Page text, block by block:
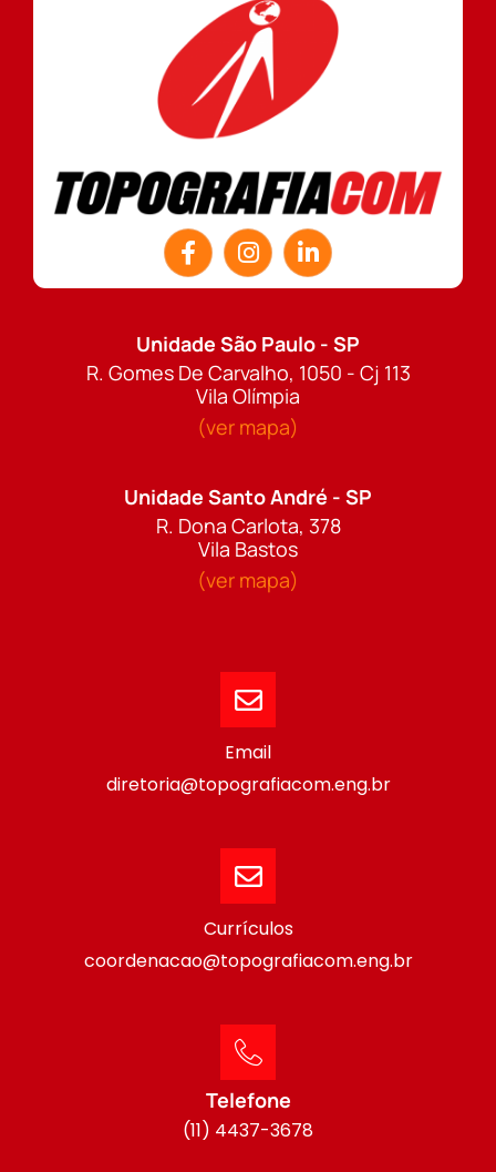
Unidade São Paulo - SP
R. Gomes De Carvalho, 1050 - Cj 113
Vila Olímpia
(ver mapa)
Unidade Santo André - SP
R. Dona Carlota, 378
Vila Bastos
(ver mapa)
Email
diretoria@topografiacom.eng.br
Currículos
coordenacao@topografiacom.eng.br
Telefone
(11) 4437-3678